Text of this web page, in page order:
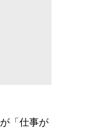
「仕事が